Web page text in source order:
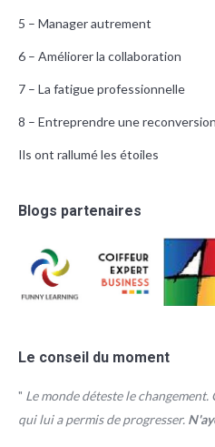
5 – Manager autrement
6 – Améliorer la collaboration
7 – La fatigue professionnelle
8 – Entreprendre une reconversion
Ils ont rallumé les étoiles
Blogs partenaires
Le conseil du moment
" Le monde déteste le
qui lui a permis de progresser.